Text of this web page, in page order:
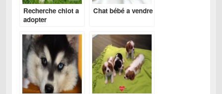
Recherche chiot a
adopter
Chat bébé a vendre